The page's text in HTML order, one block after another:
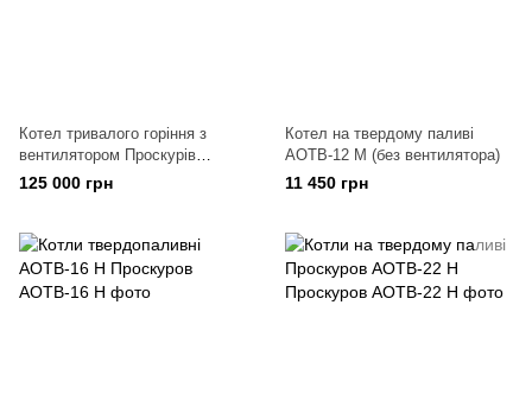
Котел тривалого горіння з
вентилятором Проскурів
АОТВ-150
125 000 грн
Котел на твердому паливі
АОТВ-12 М (без вентилятора)
11 450 грн